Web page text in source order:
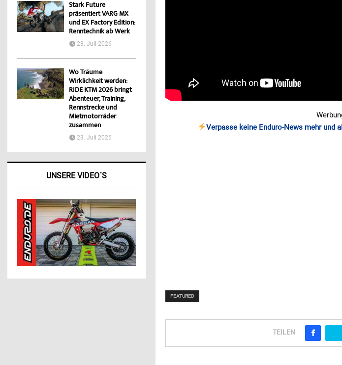
Verpasse keine Enduro-News mehr und
FEATURED
TEILEN
Stark Future
präsentiert VARG MX
und EX Factory Edition:
Renntechnik ab Werk
23. Juli 2026
Wo Träume
Wirklichkeit werden:
RIDE KTM 2026 bringt
Abenteuer, Training,
Rennstrecke und
Mietmotorräder
zusammen
23. Juli 2026
UNSERE VIDEO´S